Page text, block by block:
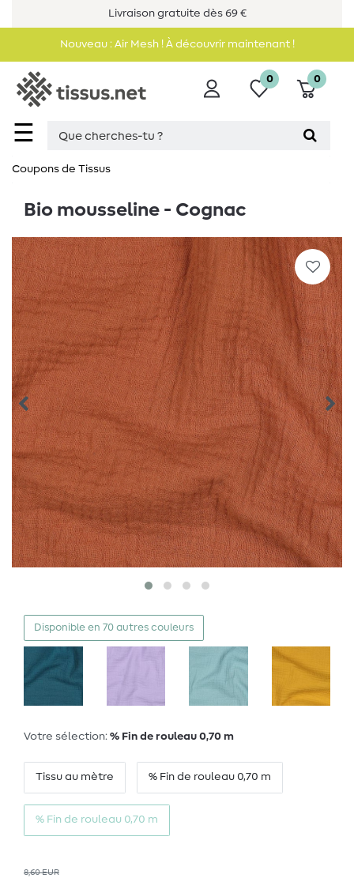
Livraison gratuite dès 69 €
Nouveau : Air Mesh ! À découvrir maintenant !
☰
0 0
Coupons de Tissus
Bio mousseline - Cognac
Disponible en 70 autres couleurs
Votre sélection: % Fin de rouleau 0,70 m
Tissu au mètre % Fin de rouleau 0,70 m
% Fin de rouleau 0,70 m
8,60 EUR